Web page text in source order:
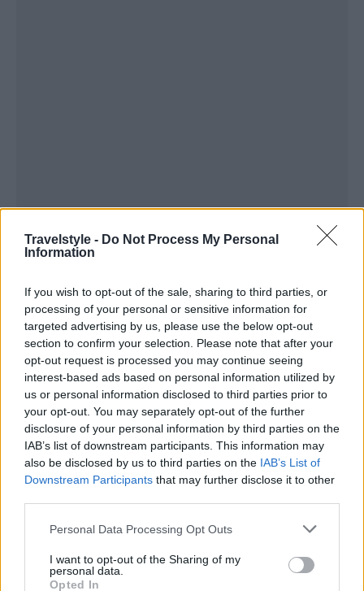
Travelstyle - Do Not Process My Personal
Information
If you wish to opt-out of the sale, sharing to third parties, or
processing of your personal or sensitive information for
targeted advertising by us, please use the below opt-out
section to confirm your selection. Please note that after your
opt-out request is processed you may continue seeing
interest-based ads based on personal information utilized by
us or personal information disclosed to third parties prior to
your opt-out. You may separately opt-out of the further
disclosure of your personal information by third parties on the
IAB’s list of downstream participants. This information may
also be disclosed by us to third parties on the IAB’s List of
Downstream Participants that may further disclose it to other
Please note that this website/app uses one or more Google
not limited to your visit or usage behaviour. You may click to
grant or deny consent to Google and its third-party tags to
Personal Data Processing Opt Outs
I want to opt-out of the Sharing of my
personal data.
Opted In